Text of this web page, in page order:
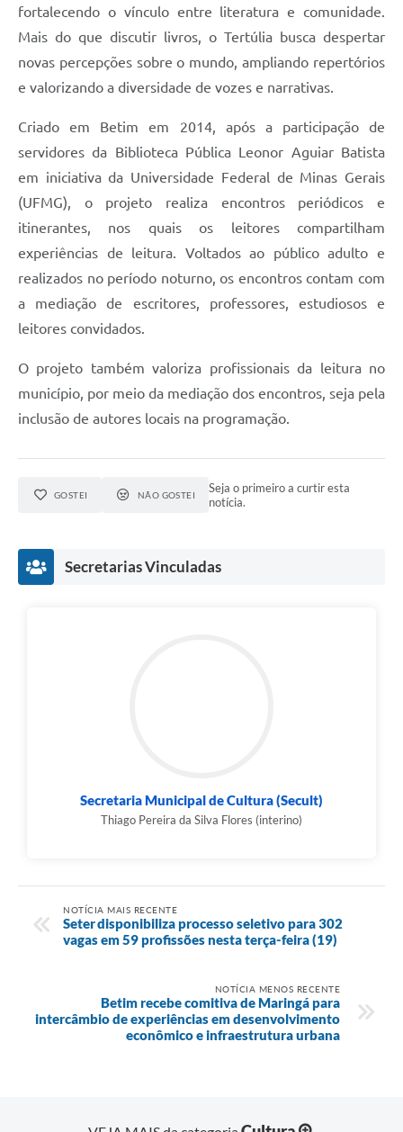
fortalecendo o vínculo entre literatura e comunidade.
Mais do que discutir livros, o Tertúlia busca despertar
novas percepções sobre o mundo, ampliando repertórios
e valorizando a diversidade de vozes e narrativas.
Criado em Betim em 2014, após a participação de
servidores da Biblioteca Pública Leonor Aguiar Batista
em iniciativa da Universidade Federal de Minas Gerais
(UFMG), o projeto realiza encontros periódicos e
itinerantes, nos quais os leitores compartilham
experiências de leitura. Voltados ao público adulto e
realizados no período noturno, os encontros contam com
a mediação de escritores, professores, estudiosos e
leitores convidados.
O projeto também valoriza profissionais da leitura no
município, por meio da mediação dos encontros, seja pela
inclusão de autores locais na programação.
GOSTEI NÃO GOSTEI
Seja o primeiro a curtir esta
notícia.
Secretarias Vinculadas
Secretaria Municipal de Cultura (Secult)
Thiago Pereira da Silva Flores (interino)
NOTÍCIA MAIS RECENTE
Seter disponibiliza processo seletivo para 302
vagas em 59 profissões nesta terça-feira (19)
NOTÍCIA MENOS RECENTE
Betim recebe comitiva de Maringá para
intercâmbio de experiências em desenvolvimento
econômico e infraestrutura urbana